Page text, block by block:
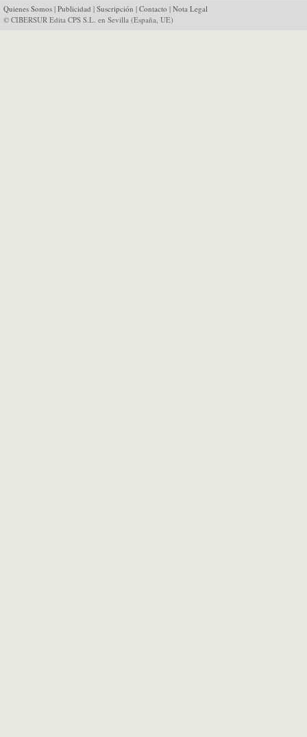
Quienes Somos | Publicidad | Suscripción | Contacto | Nota Legal
© CIBERSUR Edita CPS S.L. en Sevilla (España, UE)